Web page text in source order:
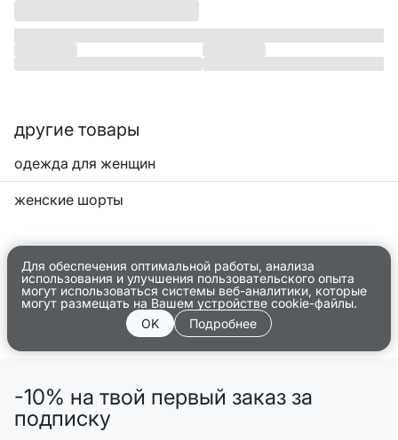
другие товары
одежда для женщин
женские шорты
Для обеспечения оптимальной работы, анализа
использования и улучшения пользовательского опыта
могут использоваться системы веб-аналитики, которые
могут размещать на Вашем устройстве cookie-файлы.
OK
Подробнее
-10% на твой первый заказ за
подписку